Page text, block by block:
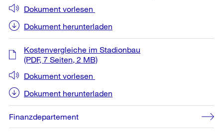
Dokument vorlesen
Dokument herunterladen
Kostenvergleiche im Stadionbau
(PDF, 7 Seiten, 2 MB)
Dokument vorlesen
Dokument herunterladen
Finanzdepartement